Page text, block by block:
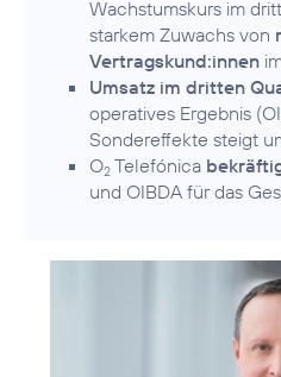
Wachstumskurs im
starkem Zuwachs von
Vertragskund:innen
Umsatz im dritten
operatives Ergebnis
Sondereffekte steigt
O2 Telefónica
und OIBDA für das